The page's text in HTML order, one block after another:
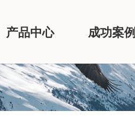
产品中心 成功案例